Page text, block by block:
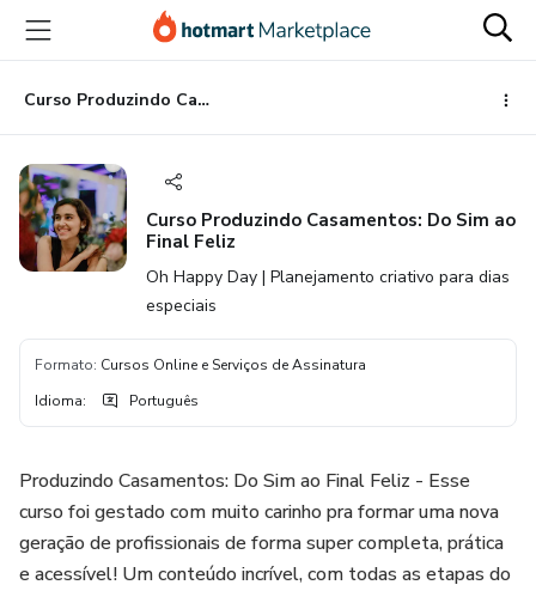
para
conteúdo
principal
para
pagamento
para
rodapé
Curso Produzindo Casamentos: Do Sim ao Final Feliz
Curso Produzindo Casamentos: Do Sim ao
Final Feliz
Oh Happy Day | Planejamento criativo para dias
especiais
Formato: Cursos Online e Serviços de Assinatura
Idioma: Português
Produzindo Casamentos: Do Sim ao Final Feliz - Esse
curso foi gestado com muito carinho pra formar uma nova
geração de profissionais de forma super completa, prática
e acessível! Um conteúdo incrível, com todas as etapas do